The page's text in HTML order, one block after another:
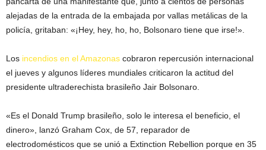
alejadas de la entrada de la embajada por vallas metálicas de la
policía, gritaban: «¡Hey, hey, ho, ho, Bolsonaro tiene que irse!».
Los incendios en el Amazonas cobraron repercusión internacional
el jueves y algunos líderes mundiales criticaron la actitud del
presidente ultraderechista brasileño Jair Bolsonaro.
«Es el Donald Trump brasileño, solo le interesa el beneficio, el
dinero», lanzó Graham Cox, de 57, reparador de
electrodomésticos que se unió a Extinction Rebellion porque en 35